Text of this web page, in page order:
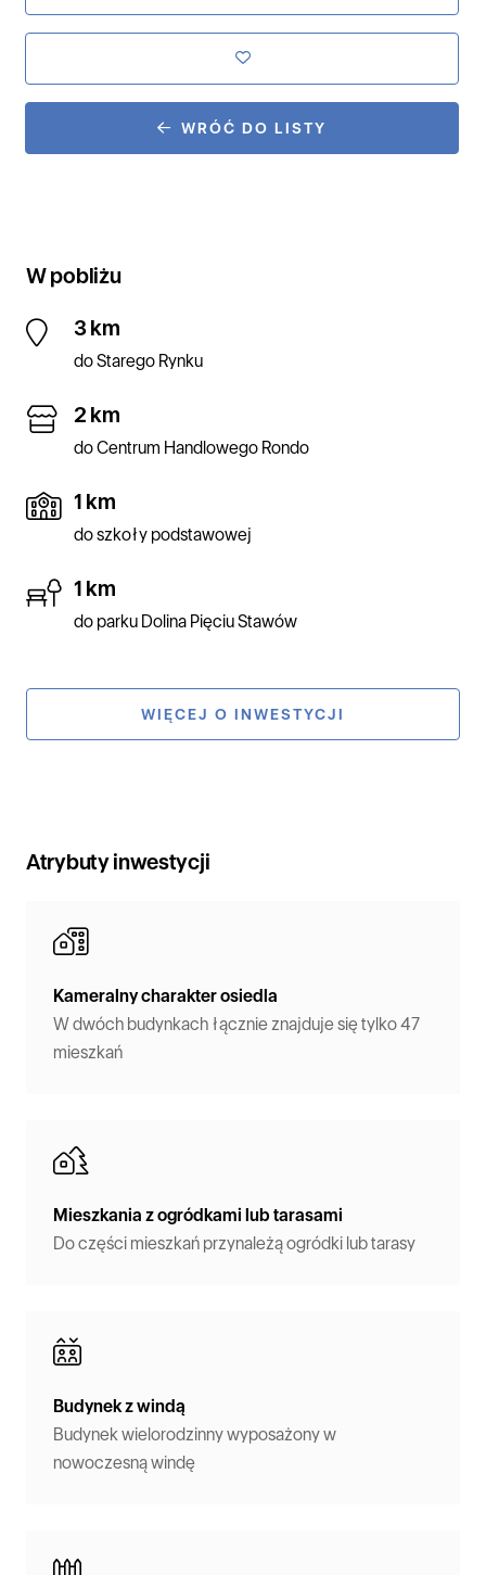
WRÓĆ DO LISTY
W pobliżu
3 km
do Starego Rynku
2 km
do Centrum Handlowego Rondo
1 km
do szkoły podstawowej
1 km
do parku Dolina Pięciu Stawów
WIĘCEJ O INWESTYCJI
Atrybuty inwestycji
Kameralny charakter osiedla
W dwóch budynkach łącznie znajduje się tylko 47
mieszkań
Mieszkania z ogródkami lub tarasami
Do części mieszkań przynależą ogródki lub tarasy
Budynek z windą
Budynek wielorodzinny wyposażony w
nowoczesną windę